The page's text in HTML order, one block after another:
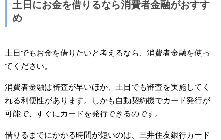
土日にお金を借りるなら消費者金融がおすす
め
土日でもお金を借りたいと考えるなら、消費者金融を使っ
てください。
消費者金融は審査が早いほか、土日でも審査を実施してく
れる利便性があります。しかも自動契約機でカード発行が
可能で、すぐにカードを発行できるのです。
借りるまでにかかる時間が短いのは、三井住友銀行カード